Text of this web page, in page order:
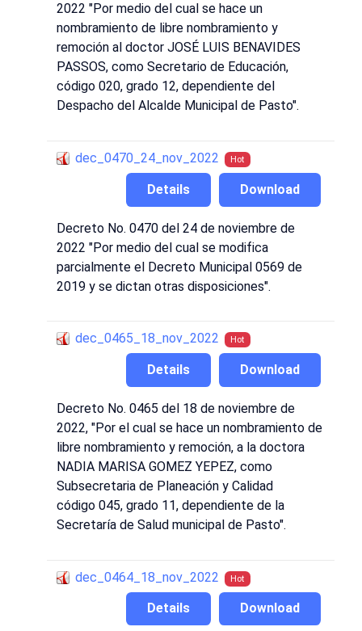
2022 "Por medio del cual se hace un
nombramiento de libre nombramiento y
remoción al doctor JOSÉ LUIS BENAVIDES
PASSOS, como Secretario de Educación,
código 020, grado 12, dependiente del
Despacho del Alcalde Municipal de Pasto".
dec_0470_24_nov_2022 Hot
Download
Details
Decreto No. 0470 del 24 de noviembre de
2022 "Por medio del cual se modifica
parcialmente el Decreto Municipal 0569 de
2019 y se dictan otras disposiciones".
dec_0465_18_nov_2022 Hot
Download
Details
Decreto No. 0465 del 18 de noviembre de
2022, "Por el cual se hace un nombramiento de
libre nombramiento y remoción, a la doctora
NADIA MARISA GOMEZ YEPEZ, como
Subsecretaria de Planeación y Calidad
código 045, grado 11, dependiente de la
Secretaría de Salud municipal de Pasto".
dec_0464_18_nov_2022 Hot
Download
Details